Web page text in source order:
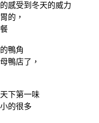
感受到冬天的威力
的，
鴨角
鴨店了，
下第一味
的很多